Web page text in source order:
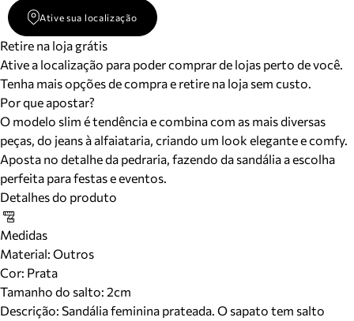
Ative sua localização
Retire na loja grátis
Ative a localização para poder comprar de lojas perto de você.
Tenha mais opções de compra e retire na loja sem custo.
Por que apostar?
O modelo slim é tendência e combina com as mais diversas
peças, do jeans à alfaiataria, criando um look elegante e comfy.
Aposta no detalhe da pedraria, fazendo da sandália a escolha
perfeita para festas e eventos.
Detalhes do produto
Medidas
Material: Outros
Cor: Prata
Tamanho do salto: 2cm
Descrição: Sandália feminina prateada. O sapato tem salto